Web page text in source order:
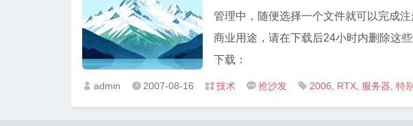
管理中，随便选择一个文件就可以完成
商业用途，请在下载后24小时内删除这
下载：
 admin  2007-08-16  技术  抢沙发  2006 RTX 服务器 特